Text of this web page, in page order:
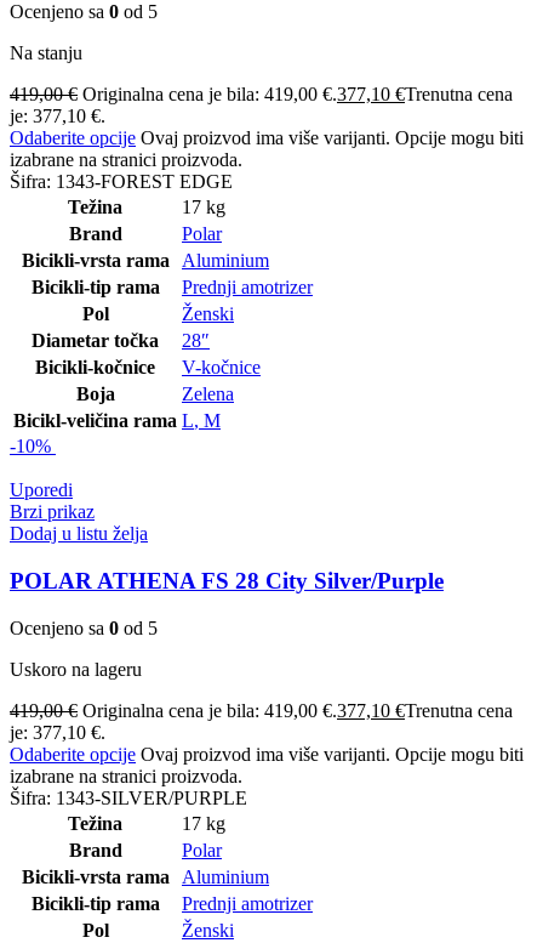
Ocenjeno sa 0 od 5
Na stanju
419,00€ Originalna cena je bila: 419,00 €.377,10 €Trenutna cena
je: 377,10 €.
Odaberite opcije Ovaj proizvod ima više varijanti. Opcije mogu biti
izabrane na stranici proizvoda.
Šifra: 1343-FOREST EDGE
Težina
17 kg
Brand
Polar
Bicikli-vrsta rama
Aluminium
Bicikli-tip rama
Prednji amotrizer
Pol
Ženski
Diametar točka
28″
Bicikli-kočnice
V-kočnice
Boja
Zelena
Bicikl-veličina rama L, M
-10%
Uporedi
Brzi prikaz
Dodaj u listu želja
POLAR ATHENA FS 28 City Silver/Purple
Ocenjeno sa 0 od 5
Uskoro na lageru
419,00€ Originalna cena je bila: 419,00 €.377,10 €Trenutna cena
je: 377,10 €.
Odaberite opcije Ovaj proizvod ima više varijanti. Opcije mogu biti
izabrane na stranici proizvoda.
Šifra: 1343-SILVER/PURPLE
Težina
17 kg
Brand
Polar
Bicikli-vrsta rama
Aluminium
Bicikli-tip rama
Prednji amotrizer
Pol
Ženski